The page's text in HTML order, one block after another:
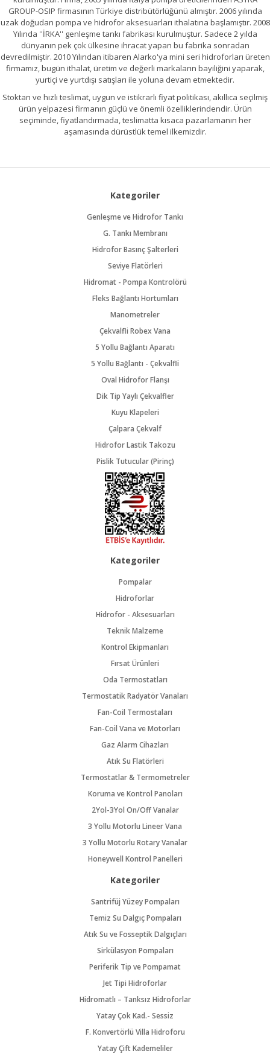
GROUP-OSIP firmasının Türkiye distribütörlüğünü almıştır. 2006 yılında
uzak doğudan pompa ve hidrofor aksesuarları ithalatına başlamıştır. 2008
Yılında ''İRKA'' genleşme tankı fabrikası kurulmuştur. Sadece 2 yılda
dünyanın pek çok ülkesine ihracat yapan bu fabrika sonradan
devredilmiştir. 2010 Yılından itibaren Alarko'ya mini seri hidroforları üreten
firmamız, bugün ithalat, üretim ve değerli markaların bayiliğini yaparak,
yurtiçi ve yurtdışı satışları ile yoluna devam etmektedir.
Stoktan ve hızlı teslimat, uygun ve istikrarlı fiyat politikası, akıllıca seçilmiş
ürün yelpazesi firmanın güçlü ve önemli özelliklerindendir. Ürün
seçiminde, fiyatlandırmada, teslimatta kısaca pazarlamanın her
aşamasında dürüstlük temel ilkemizdir.
Kategoriler
Genleşme ve Hidrofor Tankı
G. Tankı Membranı
Hidrofor Basınç Şalterleri
Seviye Flatörleri
Hidromat - Pompa Kontrolörü
Fleks Bağlantı Hortumları
Manometreler
Çekvalfli Robex Vana
5 Yollu Bağlantı Aparatı
5 Yollu Bağlantı - Çekvalfli
Oval Hidrofor Flanşı
Dik Tip Yaylı Çekvalfler
Kuyu Klapeleri
Çalpara Çekvalf
Hidrofor Lastik Takozu
Pislik Tutucular (Pirinç)
Kategoriler
Pompalar
Hidroforlar
Hidrofor - Aksesuarları
Teknik Malzeme
Kontrol Ekipmanları
Fırsat Ürünleri
Oda Termostatları
Termostatik Radyatör Vanaları
Fan-Coil Termostaları
Fan-Coil Vana ve Motorları
Gaz Alarm Cihazları
Atık Su Flatörleri
Termostatlar & Termometreler
Koruma ve Kontrol Panoları
2Yol-3Yol On/Off Vanalar
3 Yollu Motorlu Lineer Vana
3 Yollu Motorlu Rotary Vanalar
Honeywell Kontrol Panelleri
Kategoriler
Santrifüj Yüzey Pompaları
Temiz Su Dalgıç Pompaları
Atık Su ve Fosseptik Dalgıçları
Sirkülasyon Pompaları
Periferik Tip ve Pompamat
Jet Tipi Hidroforlar
Hidromatlı – Tanksız Hidroforlar
Yatay Çok Kad.- Sessiz
F. Konvertörlü Villa Hidroforu
Yatay Çift Kademeliler